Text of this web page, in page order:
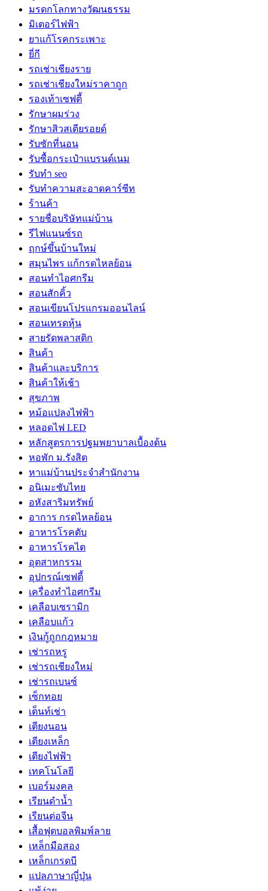
มรดกโลกทางวัฒนธรรม
มิเตอร์ไฟฟ้า
ยาแก้โรคกระเพาะ
ยี่กี
รถเช่าเชียงราย
รถเช่าเชียงใหม่ราคาถูก
รองเท้าเซฟตี้
รักษาผมร่วง
รักษาสิวสเตียรอยด์
รับซักที่นอน
รับซื้อกระเป๋าแบรนด์เนม
รับทำ seo
รับทำความสะอาดคาร์ซีท
ร้านค้า
รายชื่อบริษัทแม่บ้าน
รีไฟแนนซ์รถ
ฤกษ์ขึ้นบ้านใหม่
สมุนไพร แก้กรดไหลย้อน
สอนทำไอศกรีม
สอนสักคิ้ว
สอนเขียนโปรแกรมออนไลน์
สอนเทรดหุ้น
สายรัดพลาสติก
สินค้า
สินค้าและบริการ
สินค้าให้เช้า
สุขภาพ
หม้อแปลงไฟฟ้า
หลอดไฟ LED
หลักสูตรการปฐมพยาบาลเบื้องต้น
หอพัก ม.รังสิต
หาแม่บ้านประจำสำนักงาน
อนิเมะซับไทย
อหังสาริมทรัพย์
อาการ กรดไหลย้อน
อาหารโรคตับ
อาหารโรคไต
อุตสาหกรรม
อุปกรณ์เซฟตี้
เครื่องทำไอศกรีม
เคลือบเซรามิก
เคลือบแก้ว
เงินกู้ถูกกฎหมาย
เช่ารถหรู
เช่ารถเชียงใหม่
เช่ารถเบนซ์
เซ็กทอย
เต็นท์เช่า
เตียงนอน
เตียงเหล็ก
เตียงไฟฟ้า
เทคโนโลยี
เบอร์มงคล
เรียนดำน้ำ
เรียนต่อจีน
เสื้อฟุตบอลพิมพ์ลาย
เหล็กมือสอง
เหล็กเกรดบี
แปลภาษาญี่ปุ่น